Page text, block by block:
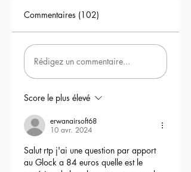
Commentaires (102)
Rédigez un commentaire...
Score le plus élevé
erwanairsoft68
10 avr. 2024
Salut rtp j'ai une question par apport
au Glock a 84 euros quelle est le